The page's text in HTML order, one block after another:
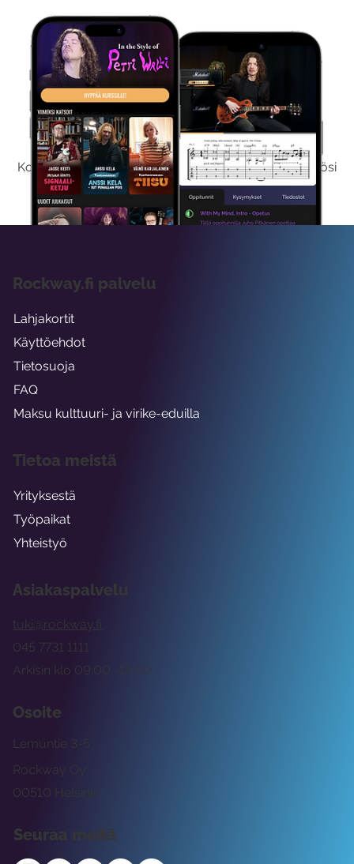
Kokeile Ilmaiseksi
Kokeilemalla ilmaiseksi saat koko sisältömme käyttöösi
viikon ajaksi.
Asiakaspalvelu
tuki@rockway.fi
Arkisin klo 09:00 -15:00
045 7731 1111
Osoite
Rockway Oy
Lemuntie 3-5
00510 Helsinki
Seuraa meitä
Rockway.fi palvelu
Lahjakortit
Käyttöehdot
Tietosuoja
FAQ
Maksu kulttuuri- ja virike-eduilla
Tietoa meistä
Yrityksestä
Työpaikat
Yhteistyö